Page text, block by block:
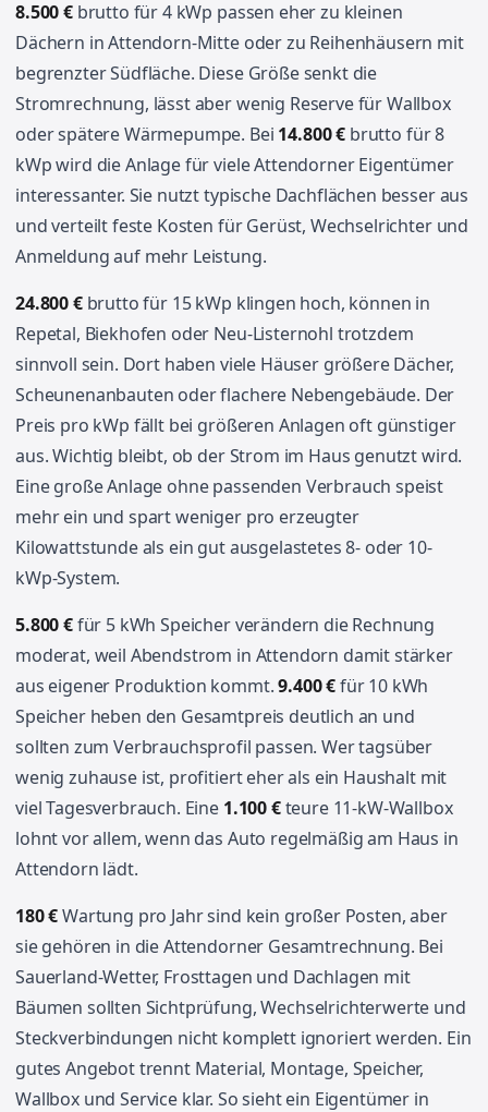
8.500 €brutto für 4 kWp passen eher zu kleinen
Dächern in Attendorn-Mitte oder zu Reihenhäusern mit
begrenzter Südfläche. Diese Größe senkt die
Stromrechnung, lässt aber wenig Reserve für Wallbox
oder spätere Wärmepumpe. Bei 14.800 € brutto für 8
kWp wird die Anlage für viele Attendorner Eigentümer
interessanter. Sie nutzt typische Dachflächen besser aus
und verteilt feste Kosten für Gerüst, Wechselrichter und
Anmeldung auf mehr Leistung.
24.800 €brutto für 15 kWp klingen hoch, können in
Repetal, Biekhofen oder Neu-Listernohl trotzdem
sinnvoll sein. Dort haben viele Häuser größere Dächer,
Scheunenanbauten oder flachere Nebengebäude. Der
Preis pro kWp fällt bei größeren Anlagen oft günstiger
aus. Wichtig bleibt, ob der Strom im Haus genutzt wird.
Eine große Anlage ohne passenden Verbrauch speist
mehr ein und spart weniger pro erzeugter
Kilowattstunde als ein gut ausgelastetes 8- oder 10-
kWp-System.
5.800 €für 5 kWh Speicher verändern die Rechnung
moderat, weil Abendstrom in Attendorn damit stärker
aus eigener Produktion kommt.9.400 €für 10 kWh
Speicher heben den Gesamtpreis deutlich an und
sollten zum Verbrauchsprofil passen. Wer tagsüber
wenig zuhause ist, profitiert eher als ein Haushalt mit
viel Tagesverbrauch. Eine 1.100 €teure 11-kW-Wallbox
lohnt vor allem, wenn das Auto regelmäßig am Haus in
Attendorn lädt.
180 €Wartung pro Jahr sind kein großer Posten, aber
sie gehören in die Attendorner Gesamtrechnung. Bei
Sauerland-Wetter, Frosttagen und Dachlagen mit
Bäumen sollten Sichtprüfung, Wechselrichterwerte und
Steckverbindungen nicht komplett ignoriert werden. Ein
gutes Angebot trennt Material, Montage, Speicher,
Wallbox und Service klar. So sieht ein Eigentümer in